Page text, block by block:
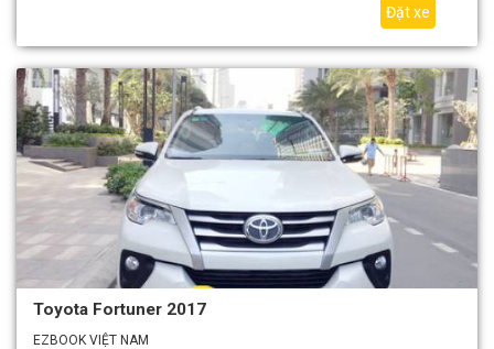
Đặt xe
Toyota Fortuner 2017
EZBOOK VIỆT NAM